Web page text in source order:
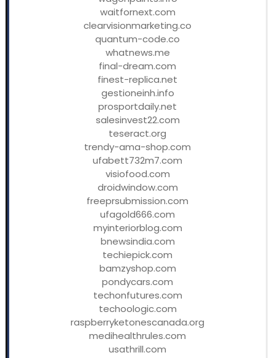
waitfornext.com
clearvisionmarketing.co
quantum-code.co
whatnews.me
final-dream.com
finest-replica.net
gestioneinh.info
prosportdaily.net
salesinvest22.com
teseract.org
trendy-ama-shop.com
ufabett732m7.com
visiofood.com
droidwindow.com
freeprsubmission.com
ufagold666.com
myinteriorblog.com
bnewsindia.com
techiepick.com
bamzyshop.com
pondycars.com
techonfutures.com
techoologic.com
raspberryketonescanada.org
medihealthrules.com
usathrill.com